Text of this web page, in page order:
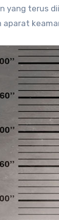
yang terus
aparat